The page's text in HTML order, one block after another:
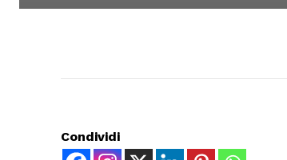
Condividi